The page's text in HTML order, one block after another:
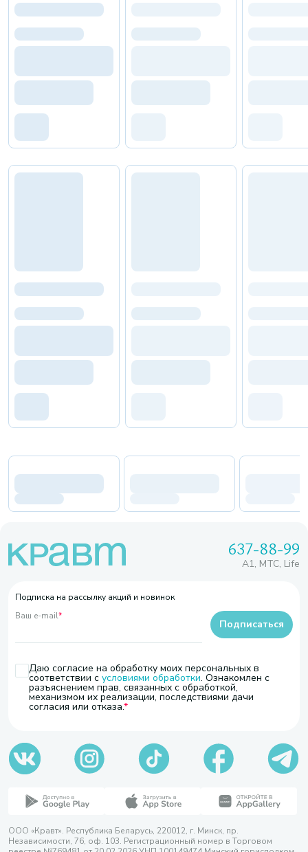
637-88-99
A1, МТС, Life
Подписка на рассылку акций и новинок
Ваш e-mail*
Даю согласие на обработку моих персональных в
соответствии с условиями обработки. Ознакомлен с
разъяснением прав, связанных с обработкой,
механизмом их реализации, последствиями дачи
согласия или отказа.
Подписаться
ООО «Кравт». Республика Беларусь, 220012, г. Минск, пр.
Независимости, 76, оф. 103. Регистрационный номер в Торговом